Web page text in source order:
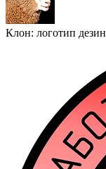
Клон: логотип